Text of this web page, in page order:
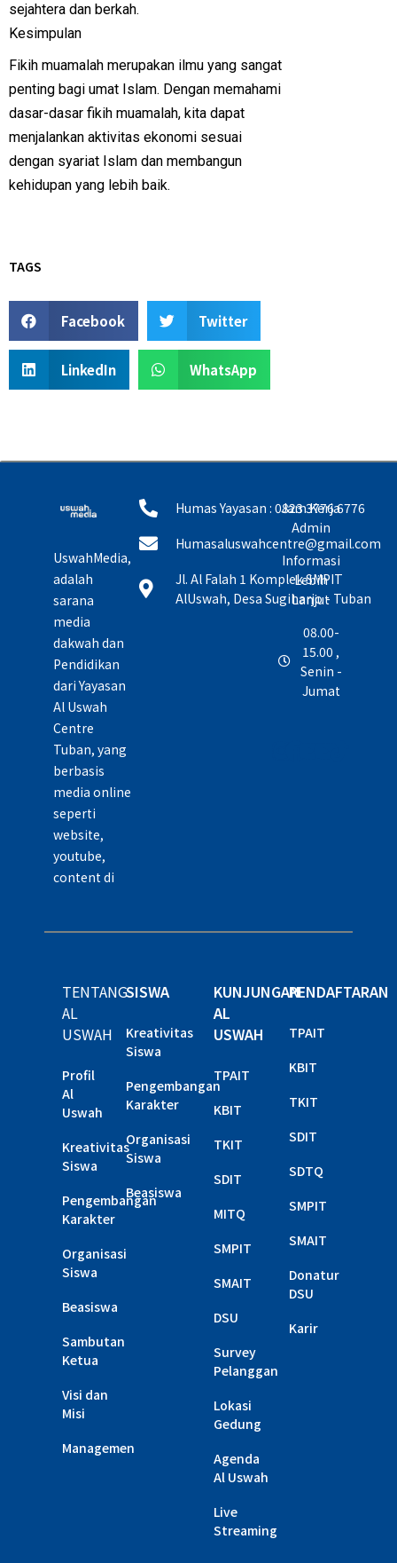
sejahtera dan berkah.
Kesimpulan
Fikih muamalah merupakan ilmu yang sangat
penting bagi umat Islam. Dengan memahami
dasar-dasar fikih muamalah, kita dapat
menjalankan aktivitas ekonomi sesuai
dengan syariat Islam dan membangun
kehidupan yang lebih baik.
TAGS
Facebook Twitter
LinkedIn WhatsApp
UswahMedia,
adalah
sarana
media
dakwah dan
Pendidikan
dari Yayasan
Al Uswah
Centre
Tuban, yang
berbasis
media online
seperti
website,
youtube,
content di
Humas Yayasan : 0823 3776 6776
Humasaluswahcentre@gmail.com
Jl. Al Falah 1 Komplek SMPIT
AlUswah, Desa Sugiharjo - Tuban
Jam Kerja
Admin
Informasi
Lebih
Lanjut
08.00-
15.00 ,
Senin -
Jumat
TENTANG
AL
USWAH
Profil
Al
Uswah
Kreativitas
Siswa
Pengembangan
Karakter
Organisasi
Siswa
Beasiswa
Sambutan
Ketua
Visi dan
Misi
Managemen
SISWA
Kreativitas
Siswa
Pengembangan
Karakter
Organisasi
Siswa
Beasiswa
KUNJUNGAN
AL
USWAH
TPAIT
KBIT
TKIT
SDIT
MITQ
SMPIT
SMAIT
DSU
Survey
Pelanggan
Lokasi
Gedung
Agenda
Al Uswah
Live
Streaming
PENDAFTARAN
TPAIT
KBIT
TKIT
SDIT
SDTQ
SMPIT
SMAIT
Donatur
DSU
Karir